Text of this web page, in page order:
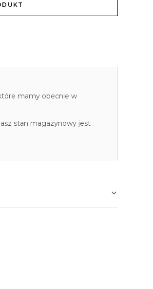
mamy obecnie w
stan magazynowy jest